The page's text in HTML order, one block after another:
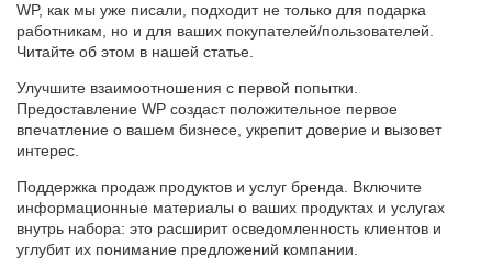
WP, как мы уже писали, подходит не только для подарка
работникам, но и для ваших покупателей/пользователей.
Читайте об этом в нашей статье.
Улучшите взаимоотношения с первой попытки.
Предоставление WP создаст положительное первое
впечатление о вашем бизнесе, укрепит доверие и вызовет
интерес.
Поддержка продаж продуктов и услуг бренда. Включите
информационные материалы о ваших продуктах и услугах
внутрь набора: это расширит осведомленность клиентов и
углубит их понимание предложений компании.